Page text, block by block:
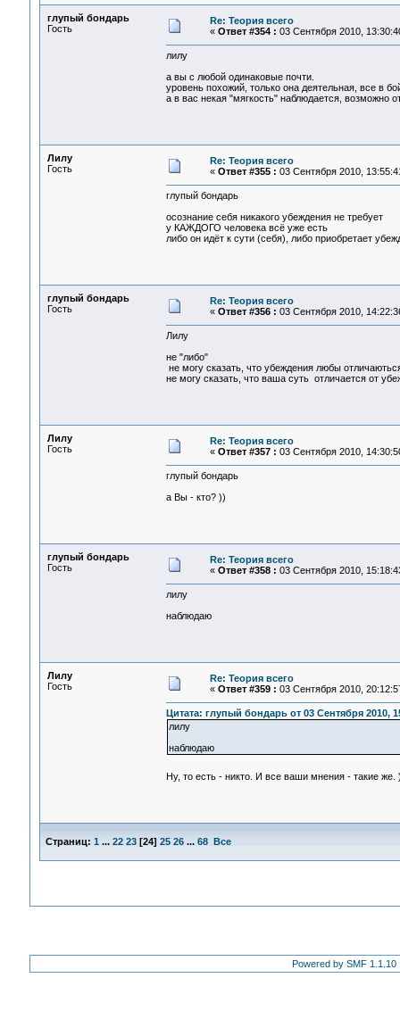
глупый бондарь
Гость
Re: Теория всего
« Ответ #354 : 03 Сентября 2010,
лилу
а вы с любой одинаковые почти.
уровень похожий, только она деятельная, все в
а в вас некая "мягкость" наблюдается, возможно
Лилу
Гость
Re: Теория всего
« Ответ #355 : 03 Сентября 2010,
глупый бондарь
осознание себя никакого убеждения не требует
у КАЖДОГО человека всё уже есть
либо он идёт к сути (себя), либо приобретает
глупый бондарь
Гость
Re: Теория всего
« Ответ #356 : 03 Сентября 2010,
Лилу
не "либо"
не могу сказать, что убеждения любы
не могу сказать, что ваша суть отличается от
Лилу
Гость
Re: Теория всего
« Ответ #357 : 03 Сентября 2010,
глупый бондарь
а Вы - кто? ))
глупый бондарь
Гость
Re: Теория всего
« Ответ #358 : 03 Сентября 2010,
лилу
наблюдаю
Лилу
Гость
Re: Теория всего
« Ответ #359 : 03 Сентября 2010,
Цитата: глупый бондарь от 03 Сентября 2010,
лилу
наблюдаю
Ну, то есть - никто. И все ваши мнения - такие
Страниц: 1 ... 22 23[24] 25 26 ... 68 Все
Powered by SMF 1.1.10